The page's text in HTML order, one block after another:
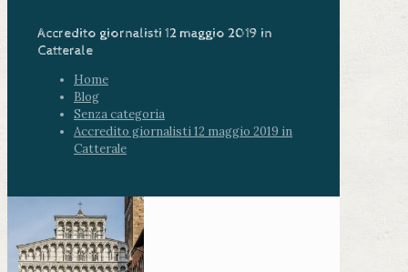
Accredito giornalisti 12 maggio 2019 in
Catterale
Home
Blog
Senza categoria
Accredito giornalisti 12 maggio 2019 in
Catterale